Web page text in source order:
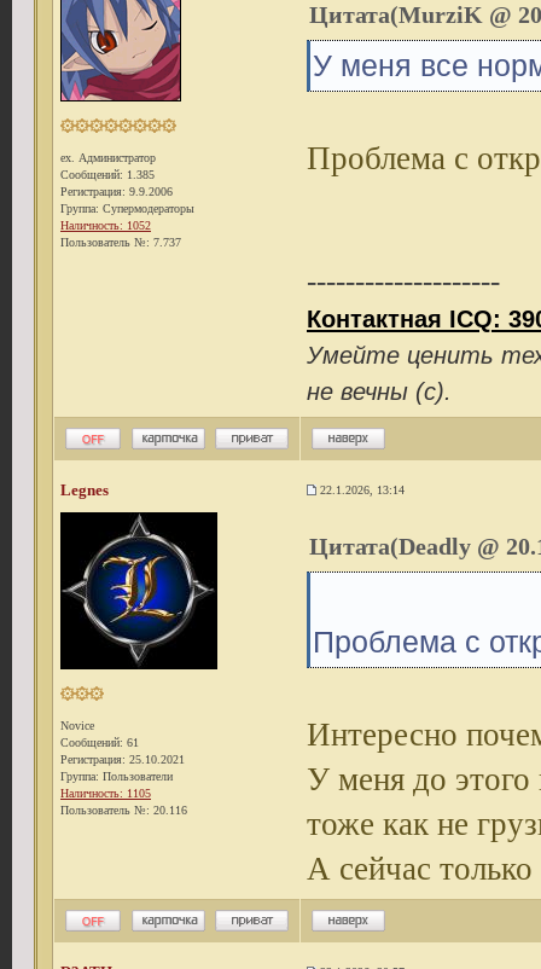
ex. Администратор
Сообщений: 1.385
Регистрация: 9.9.2006
Группа: Супермодераторы
Наличность: 1052
Пользователь №: 7.737
Цитата(MurziK @
У меня все
Проблема с
--------------------
Контактная ICQ:
Умейте ценить
не вечны (с).
Legnes 22.1.2026, 13:14
Novice
Сообщений: 61
Регистрация: 25.10.2021
Группа: Пользователи
Наличность: 1105
Пользователь №: 20.116
Цитата(Deadly @
Проблема с
Интересно
У меня до этого
тоже как не
А сейчас только